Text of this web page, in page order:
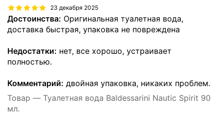
23 декабря 2025
Достоинства: Оригинальная туалетная вода,
доставка быстрая, упаковка не повреждена
Недостатки: нет, все хорошо, устраивает
полностью.
Комментарий: двойная упаковка, никаких проблем.
Товар — Туалетная вода Baldessarini Nautic Spirit 90
мл.